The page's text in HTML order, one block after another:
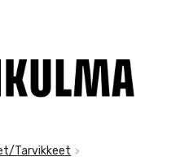
Tarvikkeet